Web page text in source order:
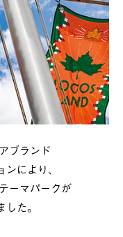
ブランド
により、
ーマパークが
た。